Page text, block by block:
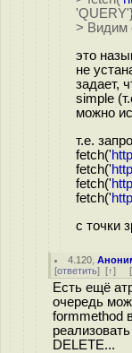
> Видим
это
не
задает,
simple
можно
т.е.
fetch('
fetch('
fetch('
fetch('
с точки
4.120 ,
[ответить] [↑] [
Есть ещё
очередь
formmethod
DELETE...